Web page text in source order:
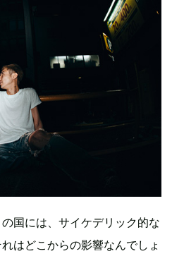
国には、サイケデリック的な
はどこからの影響なんでしょ